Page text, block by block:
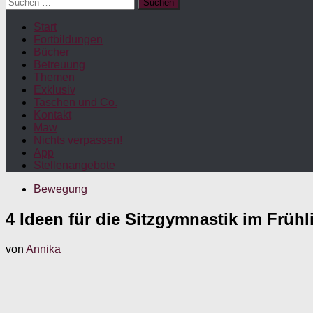
nach:
Start
Fortbildungen
Bücher
Betreuung
Themen
Exklusiv
Taschen und Co.
Kontakt
Maw
Nichts verpassen!
App
Stellenangebote
Bewegung
4 Ideen für die Sitzgymnastik im
von Annika